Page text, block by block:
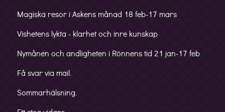
Magiska resor i Askens månad 18 feb-17 mars
Vishetens lykta - klarhet och inre kunskap
Nymånen och andligheten i Rönnens tid 21 jan-17 feb
Få svar via mail.
Sommarhälsning.